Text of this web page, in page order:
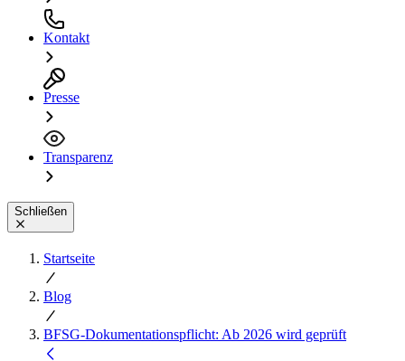
Kontakt
Presse
Transparenz
Schließen
Startseite
Blog
BFSG-Dokumentationspflicht: Ab 2026 wird geprüft